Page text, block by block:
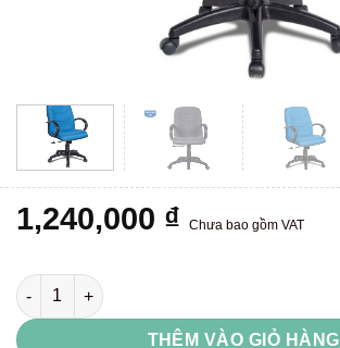
1,240,000 ₫ Chưa bao gồm VAT
SG601 số lượng
THÊM VÀO GIỎ HÀNG